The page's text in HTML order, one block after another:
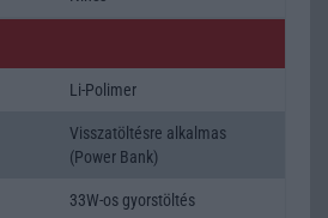
Li-Polimer
Visszatöltésre alkalmas
(Power Bank)
33W-os gyorstöltés